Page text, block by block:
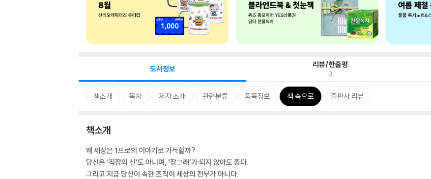
도서정보 리뷰/한줄평
0
책소개 목차 저자 소개 관련분류 품목정보 책 속으로 출판사 리뷰
책소개
왜 세상은 1프로의 이야기로 가득할까?
당신은 ‘직장의 신’도 아니며, ‘장그래’가 되지 않아도 좋다.
그리고 지금 당신이 속한 조직이 세상의 전부가 아니다.